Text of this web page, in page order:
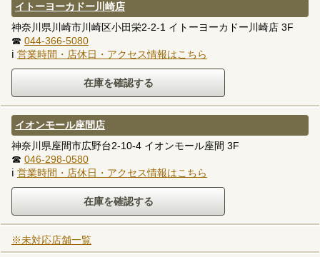
イトーヨーカドー川崎店
神奈川県川崎市川崎区小田栄2-2-1 イトーヨーカドー川崎店 3F
☎ 044-366-5080
ℹ 営業時間・店休日・アクセス情報はこちら
イオンモール座間店
神奈川県座間市広野台2-10-4 イオンモール座間 3F
☎ 046-298-0580
ℹ 営業時間・店休日・アクセス情報はこちら
※未対応店舗一覧